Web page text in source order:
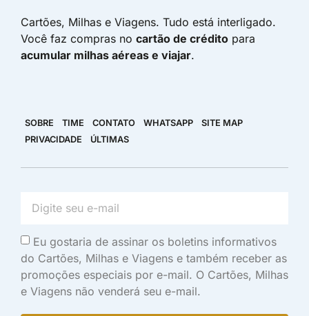
Cartões, Milhas e Viagens. Tudo está interligado.
Você faz compras no cartão de crédito para
acumular milhas aéreas e viajar.
SOBRE TIME CONTATO WHATSAPP
SITE MAP
PRIVACIDADE
ÚLTIMAS
Eu gostaria de assinar os boletins informativos
do Cartões, Milhas e Viagens e também receber as
promoções especiais por e-mail. O Cartões, Milhas
e Viagens não venderá seu e-mail.